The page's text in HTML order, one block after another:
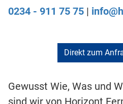
0234 - 911 75 75 |
Direkt zum
Gewusst Wie, Was und